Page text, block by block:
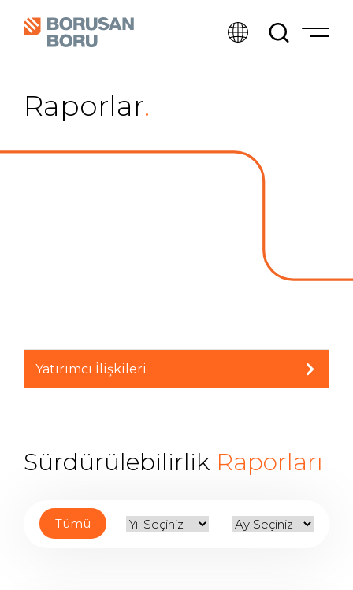
Raporlar.
Yatırımcı İlişkileri
Sürdürülebilirlik Raporları
Tümü